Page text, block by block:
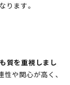
ります。
質を重視しまし
性や関心が高く、